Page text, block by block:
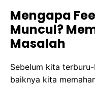
Mengapa
Muncul?
Masalah
Sebelum kita
baiknya kita